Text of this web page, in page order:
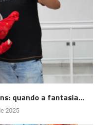
quando a fantasia...
2025